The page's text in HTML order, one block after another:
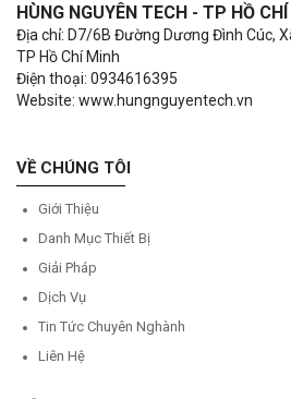
HÙNG NGUYÊN TECH - TP HỒ
Địa chỉ: D7/6B Đường Dương Đình Cúc,
TP Hồ Chí Minh
Điện thoại: 0934616395
Website: www.hungnguyentech.vn
VỀ CHÚNG TÔI
Giới Thiệu
Danh Mục Thiết Bị
Giải Pháp
Dịch Vụ
Tin Tức Chuyên Nghành
Liên Hệ